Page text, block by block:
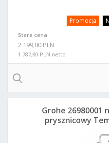
Promocja
Stara cena
2 199,00 PLN
1 787,80 PLN netto
Grohe 26980001
prysznicowy